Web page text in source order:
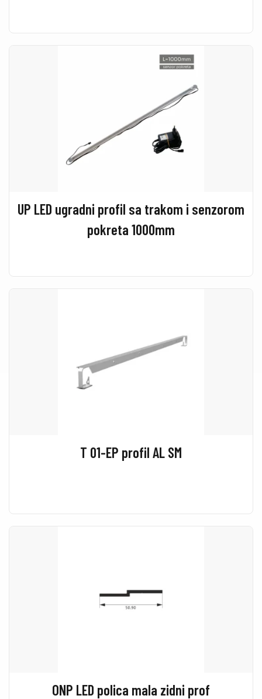
UP LED ugradni profil sa trakom i senzorom
pokreta 1000mm
T 01-EP profil AL SM
ONP LED polica mala zidni prof